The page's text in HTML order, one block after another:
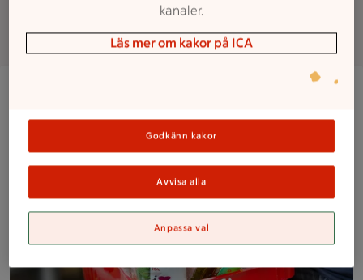
Närbild på en kund med en välfylld ICA Nära-korg med
kanaler.
Läs mer om kakor på ICA
Godkänn kakor
Avvisa alla
Anpassa val